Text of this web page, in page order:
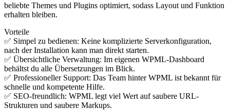
beliebte Themes und Plugins optimiert, sodass Layout und Funktion
erhalten bleiben.
Vorteile
✅ Simpel zu bedienen: Keine komplizierte Serverkonfiguration,
nach der Installation kann man direkt starten.
✅ Übersichtliche Verwaltung: Im eigenen WPML-Dashboard
behältst du alle Übersetzungen im Blick.
✅ Professioneller Support: Das Team hinter WPML ist bekannt für
schnelle und kompetente Hilfe.
✅ SEO-freundlich: WPML legt viel Wert auf saubere URL-
Strukturen und saubere Markups.